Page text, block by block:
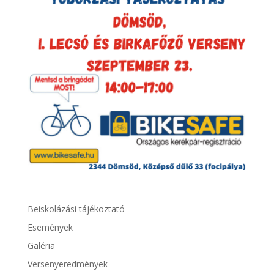
Beiskolázási tájékoztató
Események
Galéria
Versenyeredmények